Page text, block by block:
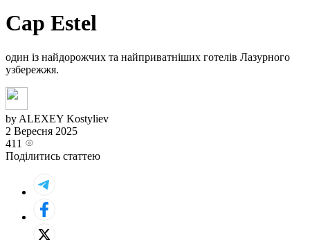
Cap Estel
один із найдорожчих та найприватніших готелів Лазурного
узбережжя.
by ALEXEY Kostyliev
2 Вересня 2025
411
Поділитись статтею